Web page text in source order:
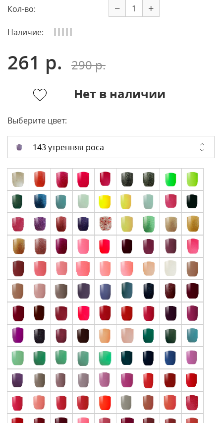
Кол-во: − +
Наличие:
261 р.
290 р.
Нет в наличии
Выберите цвет:
143 утренняя роса